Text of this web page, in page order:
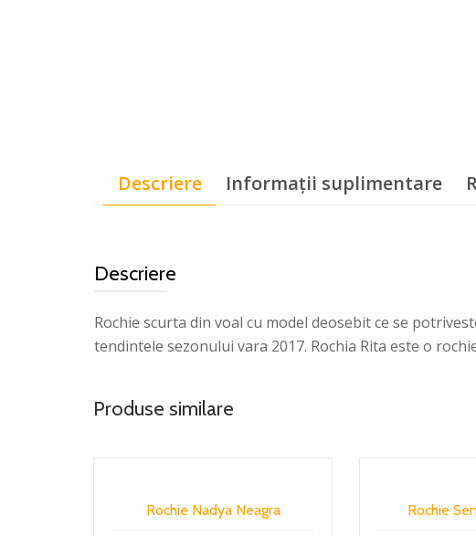
Descriere Informații suplimentare
Descriere
Rochie scurta din voal cu model deosebit ce se
tendintele sezonului vara 2017. Rochia Rita este o
Produse similare
Rochie Nadya Neagra Rochie